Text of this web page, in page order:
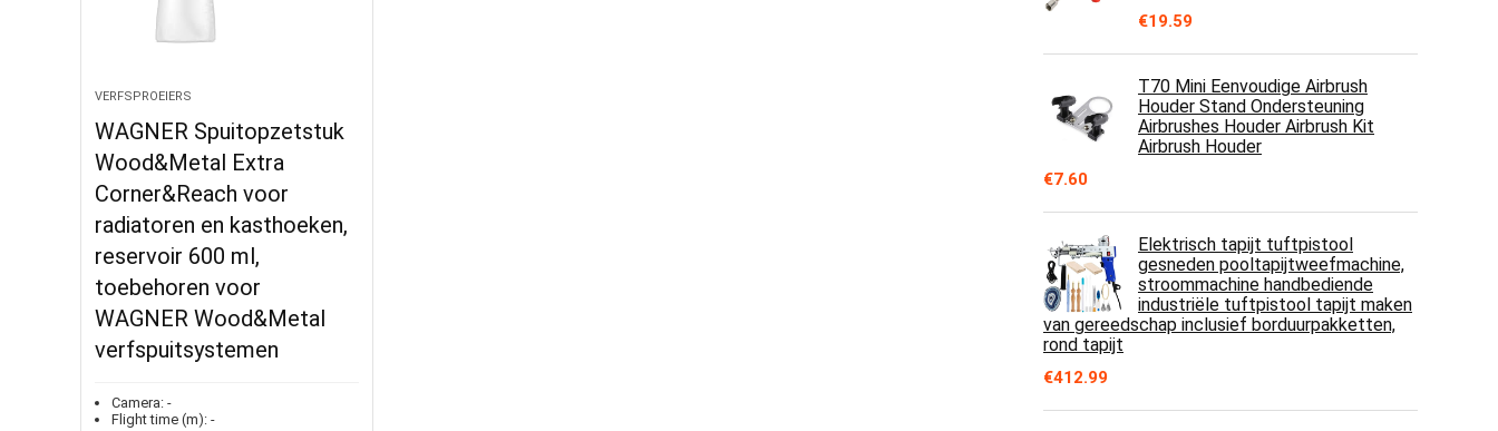
VERFSPROEIERS
WAGNER Spuitopzetstuk
Wood&Metal Extra
Corner&Reach voor
radiatoren en kasthoeken,
reservoir 600 ml,
toebehoren voor
WAGNER Wood&Metal
verfspuitsystemen
Camera: -
Flight time (m): -
€19.59
T70 Mini Eenvoudige Airbrush
Houder Stand Ondersteuning
Airbrushes Houder Airbrush Kit
Airbrush Houder
€7.60
Elektrisch tapijt tuftpistool
gesneden pooltapijtweefmachine,
stroommachine handbediende
industriële tuftpistool tapijt maken
van gereedschap inclusief borduurpakketten,
rond tapijt
€412.99